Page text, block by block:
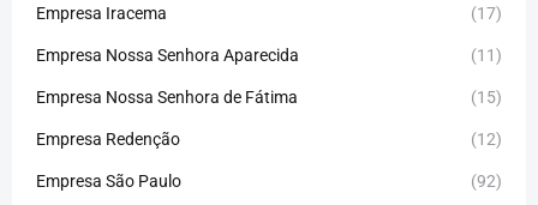
Empresa Iracema (17)
Empresa Nossa Senhora Aparecida (11)
Empresa Nossa Senhora de Fátima (15)
Empresa Redenção (12)
Empresa São Paulo (92)